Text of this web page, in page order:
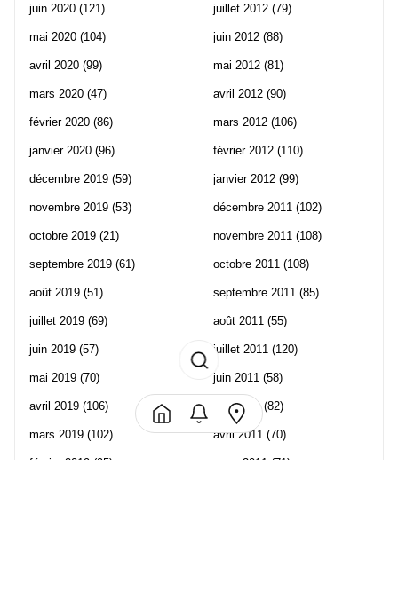
juin 2020 (121)
mai 2020 (104)
avril 2020 (99)
mars 2020 (47)
février 2020 (86)
janvier 2020 (96)
décembre 2019 (59)
novembre 2019 (53)
octobre 2019 (21)
septembre 2019 (61)
août 2019 (51)
juillet 2019 (69)
juin 2019 (57)
mai 2019 (70)
avril 2019 (106)
mars 2019 (102)
février 2019 (95)
juillet 2012 (79)
juin 2012 (88)
mai 2012 (81)
avril 2012 (90)
mars 2012 (106)
février 2012 (110)
janvier 2012 (99)
décembre 2011 (102)
novembre 2011 (108)
octobre 2011 (108)
septembre 2011 (85)
août 2011 (55)
juillet 2011 (120)
juin 2011 (58)
mai 2011(82)
avril 2011 (70)
mars 2011 (71)